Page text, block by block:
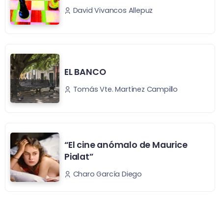
David Vivancos Allepuz
EL BANCO
Tomás Vte. Martínez Campillo
“El cine anómalo de Maurice
Pialat”
Charo García Diego